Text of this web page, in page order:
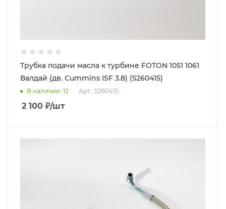
Трубка подачи масла к турбине FOTON 1051 1061
Валдай (дв. Cummins ISF 3.8) (5260415)
В наличии: 12 Арт.: 5260415
2 100 ₽/шт